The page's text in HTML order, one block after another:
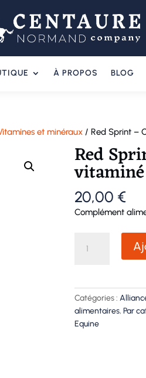
À PROPOS BLOG
et minéraux / Red Sprint –
Red
20,00 €
Complément
-
Complexe
hautement
vitaminé
Catégories :
alimentaires, Par
Equine